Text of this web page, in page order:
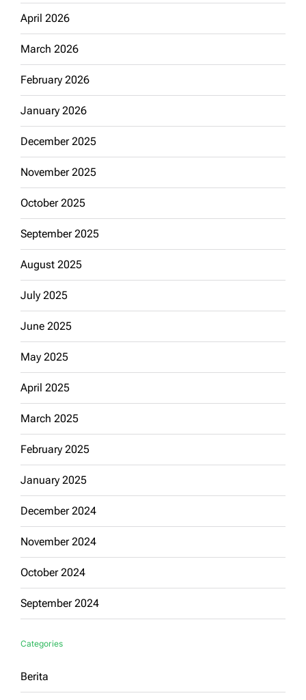
April 2026
March 2026
February 2026
January 2026
December 2025
November 2025
October 2025
September 2025
August 2025
July 2025
June 2025
May 2025
April 2025
March 2025
February 2025
January 2025
December 2024
November 2024
October 2024
September 2024
Categories
Berita